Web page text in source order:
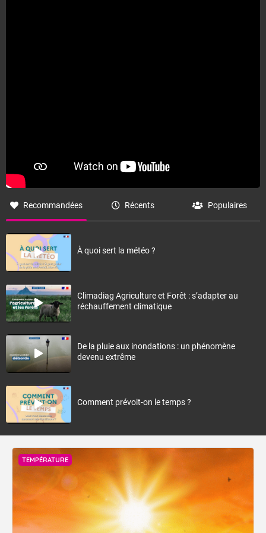
Recommandées Récents Populaires
À quoi sert la météo ?
Climadiag Agriculture et Forêt : s’adapter au
réchauffement climatique
De la pluie aux inondations : un phénomène
devenu extrême
Comment prévoit-on le temps ?
TEMPÉRATURE